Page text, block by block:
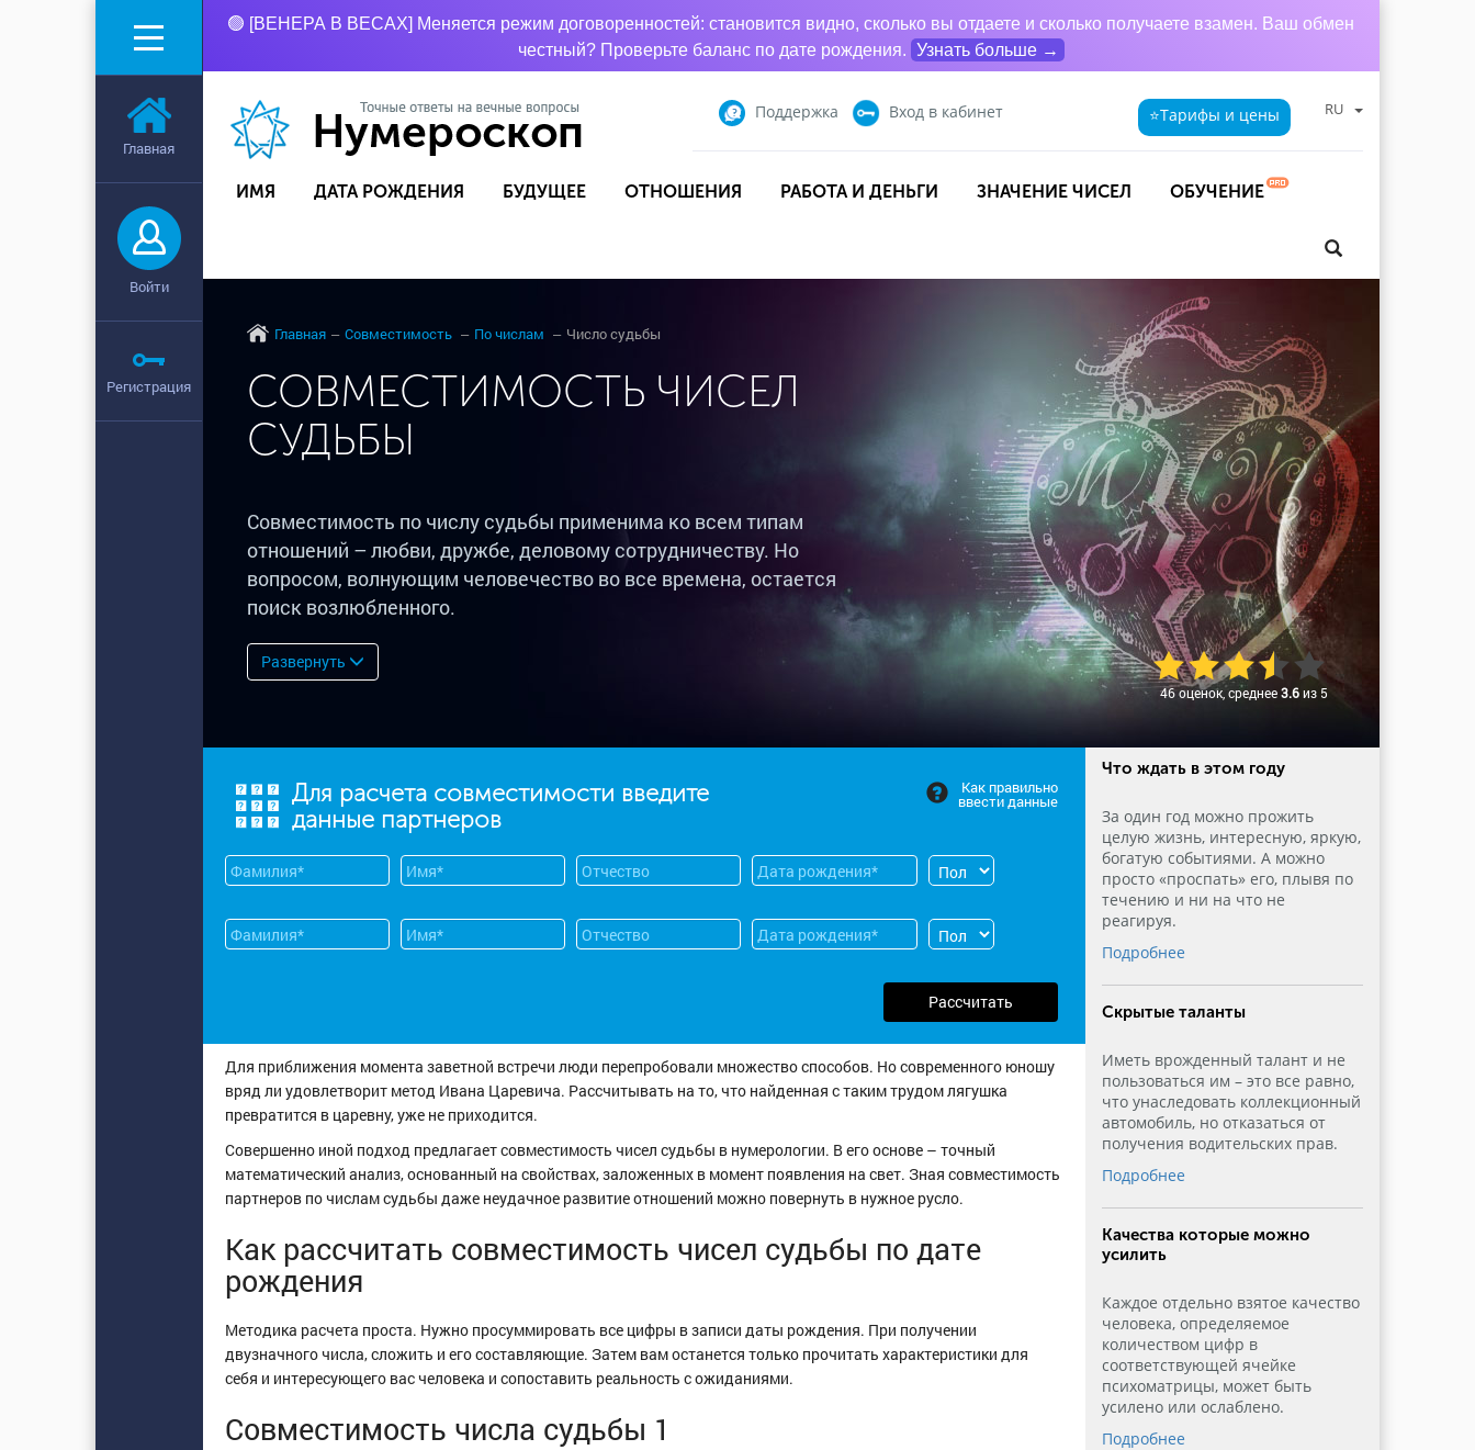
Главная
Войти
Регистрация
🟢 [ВЕНЕРА В ВЕСАХ] Меняется режим договоренностей: становится видно, сколько вы отдаете и сколько получаете взамен. Ваш обмен
честный? Проверьте баланс по дате рождения. Узнать больше →
Поддержка Вход в кабинет ⭐Тарифы и цены RU
ИМЯ ДАТА РОЖДЕНИЯ БУДУЩЕЕ ОТНОШЕНИЯ РАБОТА И ДЕНЬГИ ЗНАЧЕНИЕ ЧИСЕЛ ОБУЧЕНИЕ
Главная Совместимость По числам Число судьбы
СОВМЕСТИМОСТЬ ЧИСЕЛ
СУДЬБЫ
Совместимость по числу судьбы применима ко всем типам
отношений – любви, дружбе, деловому сотрудничеству. Но
вопросом, волнующим человечество во все времена, остается
поиск возлюбленного.
Развернуть
46 оценок, среднее3.6из 5
Для расчета совместимости введите
данные партнеров
Как правильно
ввести данные
Рассчитать
Для приближения момента заветной встречи люди перепробовали множество способов. Но современного юношу
вряд ли удовлетворит метод Ивана Царевича. Рассчитывать на то, что найденная с таким трудом лягушка
превратится в царевну, уже не приходится.
Совершенно иной подход предлагает совместимость чисел судьбы в нумерологии. В его основе – точный
математический анализ, основанный на свойствах, заложенных в момент появления на свет. Зная совместимость
партнеров по числам судьбы даже неудачное развитие отношений можно повернуть в нужное русло.
Как рассчитать совместимость чисел судьбы по дате
рождения
Методика расчета проста. Нужно просуммировать все цифры в записи даты рождения. При получении
двузначного числа, сложить и его составляющие. Затем вам останется только прочитать характеристики для
себя и интересующего вас человека и сопоставить реальность с ожиданиями.
Совместимость числа судьбы 1
Что ждать в этом году
За один год можно прожить
целую жизнь, интересную, яркую,
богатую событиями. А можно
просто «проспать» его, плывя по
течению и ни на что не
реагируя.
Подробнее
Скрытые таланты
Иметь врожденный талант и не
пользоваться им – это все равно,
что унаследовать коллекционный
автомобиль, но отказаться от
получения водительских прав.
Подробнее
Качества которые можно
усилить
Каждое отдельно взятое качество
человека, определяемое
количеством цифр в
соответствующей ячейке
психоматрицы, может быть
усилено или ослаблено.
Подробнее